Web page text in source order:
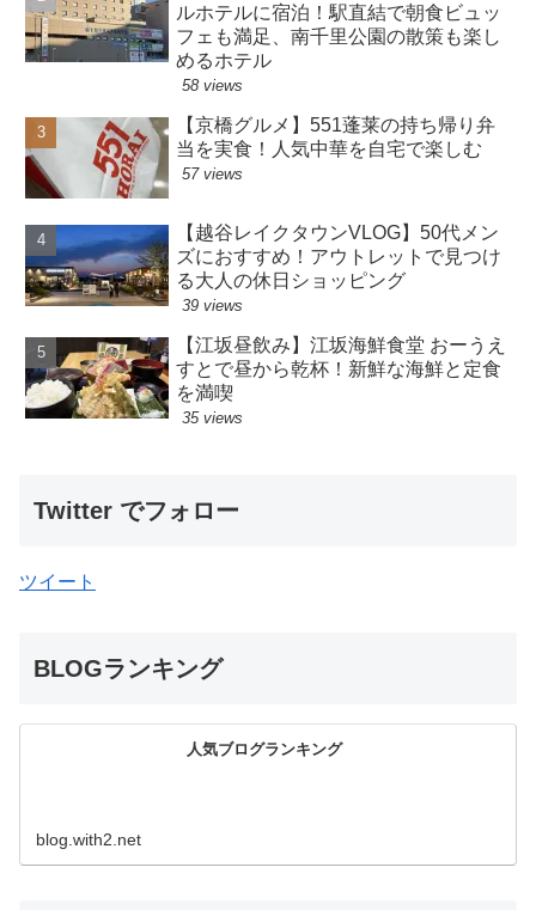
ルホテルに宿泊！駅直結で朝食ビュッ
フェも満足、南千里公園の散策も楽し
めるホテル
58 views
【京橋グルメ】551蓬莱の持ち帰り弁
当を実食！人気中華を自宅で楽しむ
57 views
【越谷レイクタウンVLOG】50代メン
ズにおすすめ！アウトレットで見つけ
る大人の休日ショッピング
39 views
【江坂昼飲み】江坂海鮮食堂 おーうえ
すとで昼から乾杯！新鮮な海鮮と定食
を満喫
35 views
Twitter でフォロー
ツイート
BLOGランキング
人気ブログランキング
blog.with2.net